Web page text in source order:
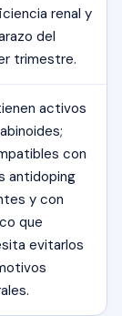
renal y
del
trimestre.
activos
con
antidoping
y con
que
evitarlos